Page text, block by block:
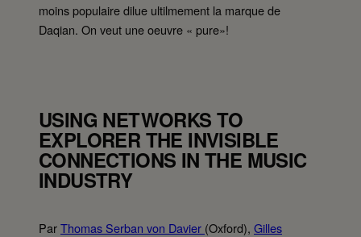
moins populaire dilue ultilmement la marque de
Daqian. On veut une oeuvre « pure»!
USING NETWORKS TO
EXPLORER THE INVISIBLE
CONNECTIONS IN THE MUSIC
INDUSTRY
ParThomas Serban von Davier (Oxford), Gilles